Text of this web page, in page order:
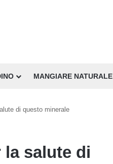
MANGIARE NATURALE
di questo minerale
salute di